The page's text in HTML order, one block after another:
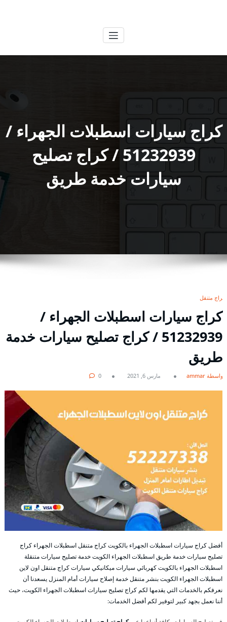
كراج سيارات اسطبلات الجهراء /
51232939‬ / كراج تصليح
سيارات خدمة طريق
كراج متنقل
كراج سيارات اسطبلات الجهراء /
51232939‬ / كراج تصليح سيارات خدمة
طريق
بواسطة ammar مارس 6, 2021 0
أفضل كراج سيارات اسطبلات الجهراء بالكويت كراج متنقل اسطبلات الجهراء كراج
تصليح سيارات خدمة طريق اسطبلات الجهراء الكويت خدمة تصليح سيارات متنقلة
اسطبلات الجهراء بالكويت كهربائي سيارات ميكانيكي سيارات كراج متنقل اون لاين
اسطبلات الجهراء الكويت بنشر متنقل خدمة إصلاح سيارات أمام المنزل يسعدنا أن
نعرفكم بالخدمات التي يقدمها لكم كراج تصليح سيارات اسطبلات الجهراء الكويت، حيث
أننا نعمل بجهد كبير لتوفير لكم أفضل الخدمات: